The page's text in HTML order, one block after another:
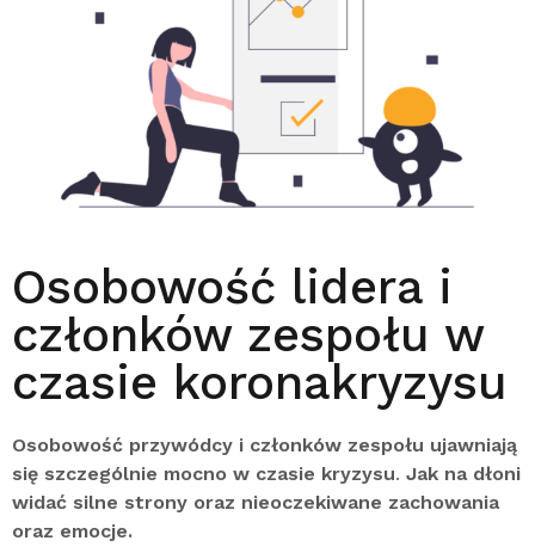
Osobowość lidera i
członków zespołu w
czasie koronakryzysu
Osobowość przywódcy i członków zespołu ujawniają
się szczególnie mocno w czasie kryzysu. Jak na dłoni
widać silne strony oraz nieoczekiwane zachowania
oraz emocje.